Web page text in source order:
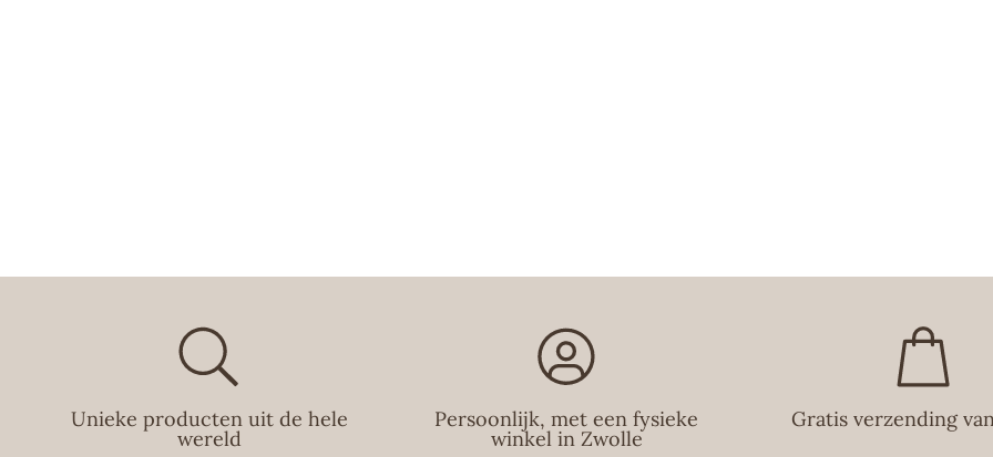
Unieke producten uit de hele
wereld
Persoonlijk, met een fysieke
winkel in Zwolle
Gratis verzending